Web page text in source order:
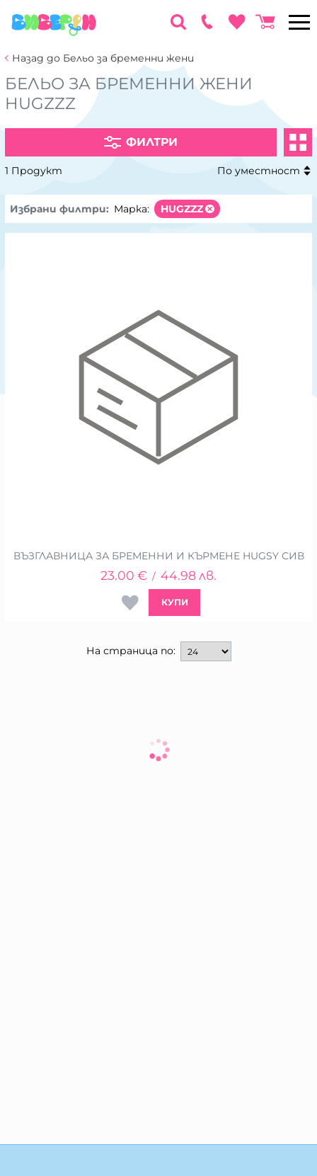
Назад до Бельо за бременни жени
БЕЛЬО ЗА БРЕМЕННИ ЖЕНИ
HUGZZZ
ФИЛТРИ
1 Продукт По уместност
Избрани филтри: Марка: HUGZZZ
ВЪЗГЛАВНИЦА ЗА БРЕМЕННИ И КЪРМЕНЕ HUGSY СИВ
23.00 € / 44.98лв.
КУПИ
На страница по: